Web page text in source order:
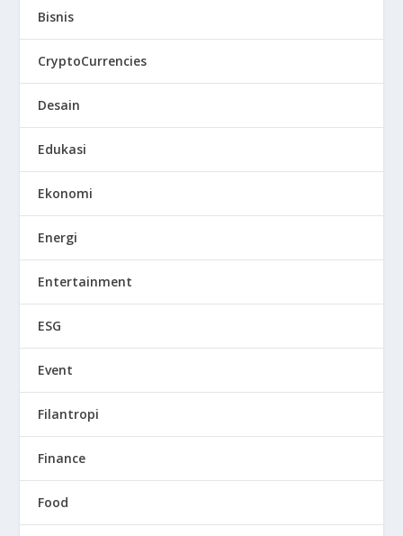
Bisnis
CryptoCurrencies
Desain
Edukasi
Ekonomi
Energi
Entertainment
ESG
Event
Filantropi
Finance
Food